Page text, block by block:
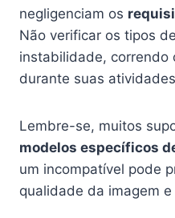
negligenciam os
Não verificar os tipos
instabilidade, correndo
durante suas
Lembre-se, muitos
modelos específicos
um incompatível pode
qualidade da imagem